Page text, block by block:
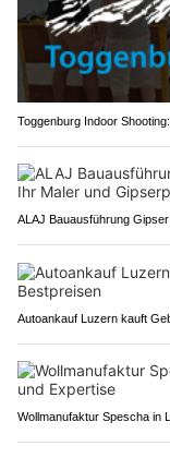
Toggenburg Indoor
ALAJ Bauausführung
Autoankauf Luzern kauft
Wollmanufaktur Spescha in